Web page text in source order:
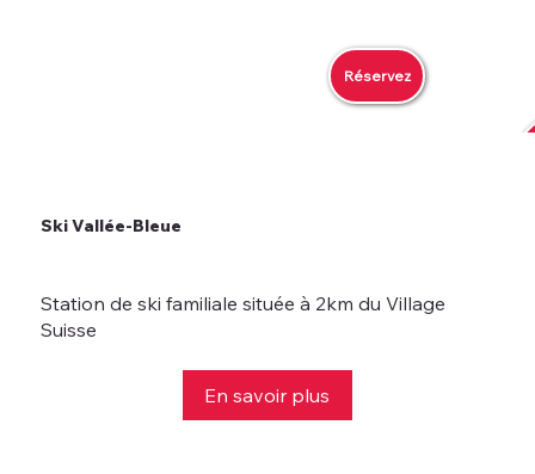
Réservez
Ski Vallée-Bleue
Station de ski familiale située à 2km du Village
Suisse
En savoir plus